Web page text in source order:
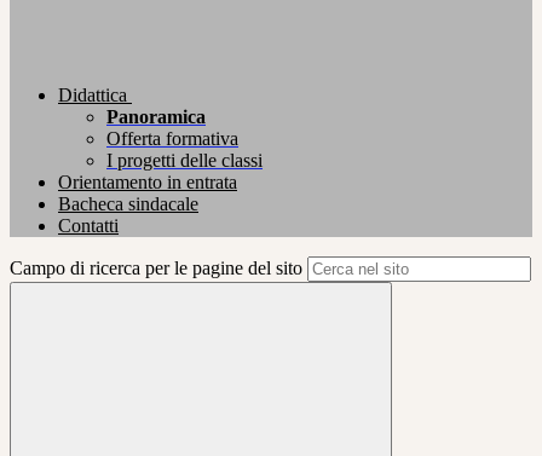
Didattica
Panoramica
Offerta formativa
I progetti delle classi
Orientamento in entrata
Bacheca sindacale
Contatti
Campo di ricerca per le pagine del sito